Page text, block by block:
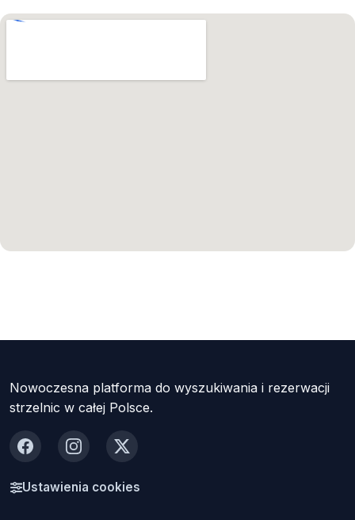
Nowoczesna platforma do wyszukiwania i rezerwacji
strzelnic w całej Polsce.
FacebookInstagram
X
Ustawienia cookies